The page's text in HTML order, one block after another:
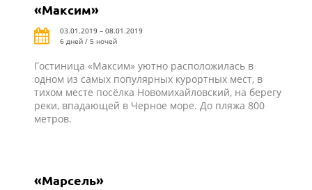
«Максим»
03.01.2019 – 08.01.2019
6 дней / 5 ночей
Гостиница «Максим» уютно расположилась в
одном из самых популярных курортных мест, в
тихом месте посёлка Новомихайловский, на берегу
реки, впадающей в Черное море. До пляжа 800
метров.
«Марсель»